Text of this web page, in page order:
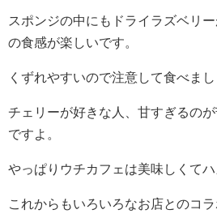
スポンジの中にもドライラズベリ
の食感が楽しいです。
くずれやすいので注意して食べまし
チェリーが好きな人、甘すぎるの
ですよ。
やっぱりウチカフェは美味しくてハ
これからもいろいろなお店とのコ